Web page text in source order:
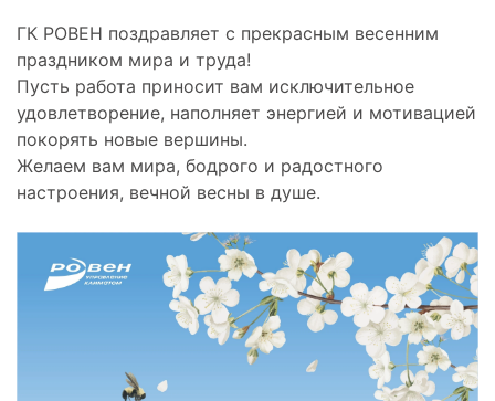
ГК РОВЕН поздравляет с прекрасным весенним
праздником мира и труда!
Пусть работа приносит вам исключительное
удовлетворение, наполняет энергией и мотивацией
покорять новые вершины.
Желаем вам мира, бодрого и радостного
настроения, вечной весны в душе.